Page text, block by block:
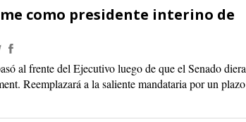
como presidente interino de
al frente del Ejecutivo luego de que el Senado diera
Reemplazará a la saliente mandataria por un plazo